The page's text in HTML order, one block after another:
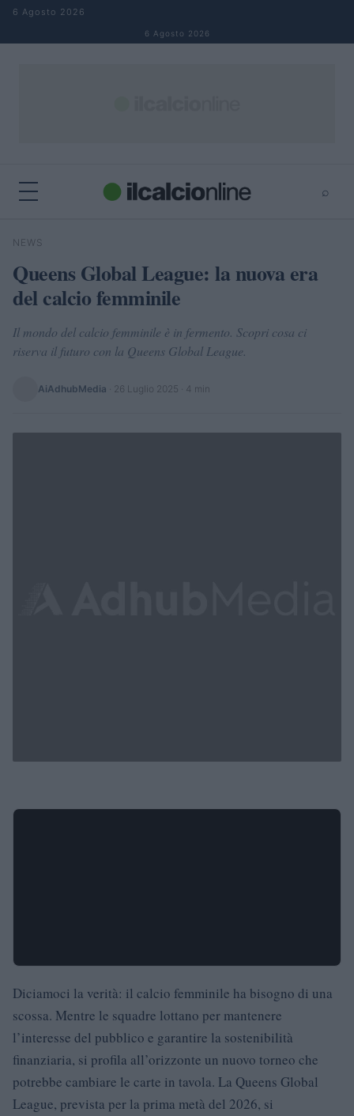
Salta al contenuto
6 Agosto 2026
6 Agosto 2026
⌕
Cerca
NEWS
Queens Global League: la nuova era
del calcio femminile
Il mondo del calcio femminile è in fermento. Scopri cosa ci
riserva il futuro con la Queens Global League.
AiAdhubMedia 26 Luglio 2025 · 4 min
Diciamoci la verità: il calcio femminile ha bisogno di una
scossa. Mentre le squadre lottano per mantenere
l’interesse del pubblico e garantire la sostenibilità
finanziaria, si profila all’orizzonte un nuovo torneo che
potrebbe cambiare le carte in tavola. La Queens Global
League, prevista per la prima metà del 2026, si